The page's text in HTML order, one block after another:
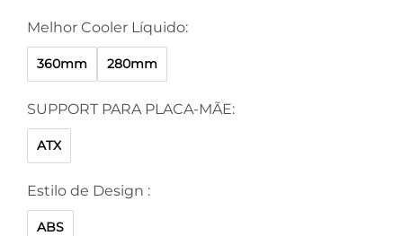
Melhor Cooler Líquido:
360mm 280mm
SUPPORT PARA PLACA-MÃE:
ATX
Estilo de Design :
ABS